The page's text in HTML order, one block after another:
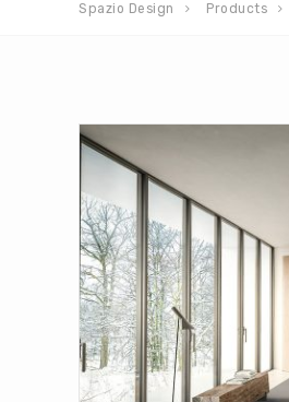
Spazio Design Products